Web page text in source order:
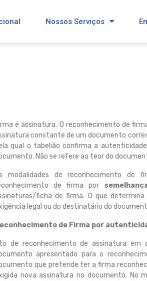
Nossos Serviços
é assinatura. O reconhecimento de
constante de um documento
qual o tabelião confirma a
Não se refere ao teor do
modalidades de reconhecimento de
de firma por
ficha de firma. O que
legal ou do destinatário do
de Firma por
de reconhecimento de assinatura em
apresentado para o
que pretende ter a firma
nova assinatura no documento. No